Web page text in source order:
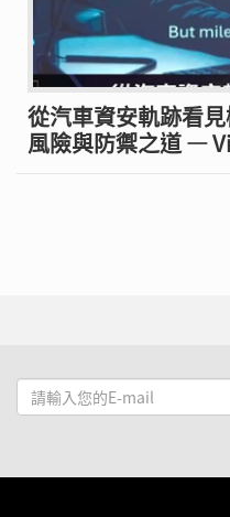
從汽車資安軌跡看
風險與防禦之道 —
請
輸